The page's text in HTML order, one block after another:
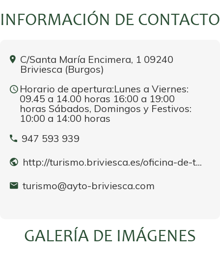
INFORMACIÓN DE CONTACTO
C/Santa María Encimera, 1 09240
Briviesca (Burgos)
Horario de apertura:Lunes a Viernes:
09.45 a 14.00 horas 16:00 a 19:00
horas Sábados, Domingos y Festivos:
10:00 a 14:00 horas
947 593 939
http://turismo.briviesca.es/oficina-de-t...
turismo@ayto-briviesca.com
GALERÍA DE IMÁGENES